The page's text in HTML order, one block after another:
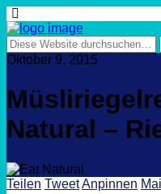
Oktober 9, 2015
Natural –
Teilen TweetAnpinnen Mail